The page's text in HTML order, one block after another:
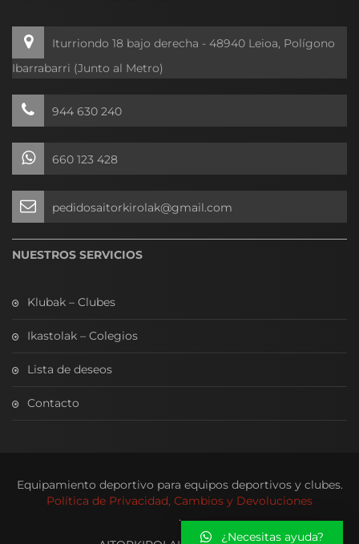
Iturriondo 18 bajo derecha - 48940 Leioa, Polígono
Ibarrabarri (Junto al Metro)
944 630 240
660 123 428
pedidosaitorkirolak@gmail.com
NUESTROS SERVICIOS
Klubak – Clubes
Ikastolak – Colegios
Lista de deseos
Contacto
Equipamiento deportivo para equipos deportivos y clubes.
Política de Privacidad, Cambios y Devoluciones
.
¿Necesitas ayuda?